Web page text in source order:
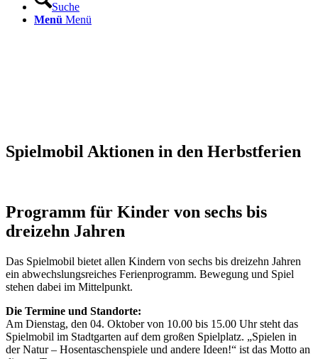
Suche
Menü Menü
Spielmobil Aktionen in den Herbstferien
Programm für Kinder von sechs bis
dreizehn Jahren
Das Spielmobil bietet allen Kindern von sechs bis dreizehn Jahren
ein abwechslungsreiches Ferienprogramm. Bewegung und Spiel
stehen dabei im Mittelpunkt.
Die Termine und Standorte:
Am Dienstag, den 04. Oktober von 10.00 bis 15.00 Uhr steht das
Spielmobil im Stadtgarten auf dem großen Spielplatz. „Spielen in
der Natur – Hosentaschenspiele und andere Ideen!“ ist das Motto an